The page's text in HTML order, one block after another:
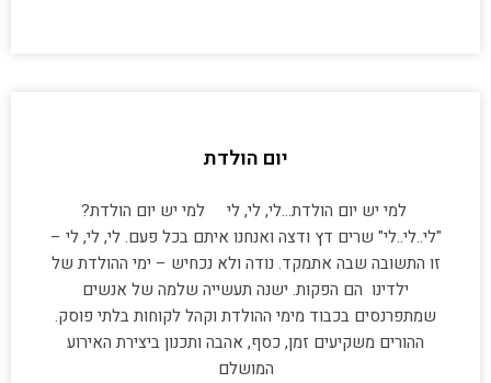
יום הולדת
למי יש יום הולדת…לי, לי, לי למי יש יום הולדת?
"לי..לי..לי" שרים דץ ודצה ואנחנו איתם בכל פעם. לי, לי, לי –
זו התשובה שבה אתמקד. נודה ולא נכחיש – ימי ההולדת של
ילדינו הם הפקות. ישנה תעשייה שלמה של אנשים
שמתפרנסים בכבוד מימי ההולדת וקהל לקוחות בלתי פוסק.
ההורים משקיעים זמן, כסף, אהבה ותכנון ביצירת האירוע
המושלם